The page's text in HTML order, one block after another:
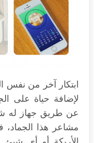
لإضافة حياة على
عن طريق جهاز له
مشاعر هذا الجماد،